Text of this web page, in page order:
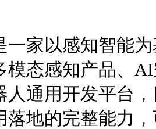
一家以感知智能
模态感知产品、
人通用开发平台
落地的完整能力